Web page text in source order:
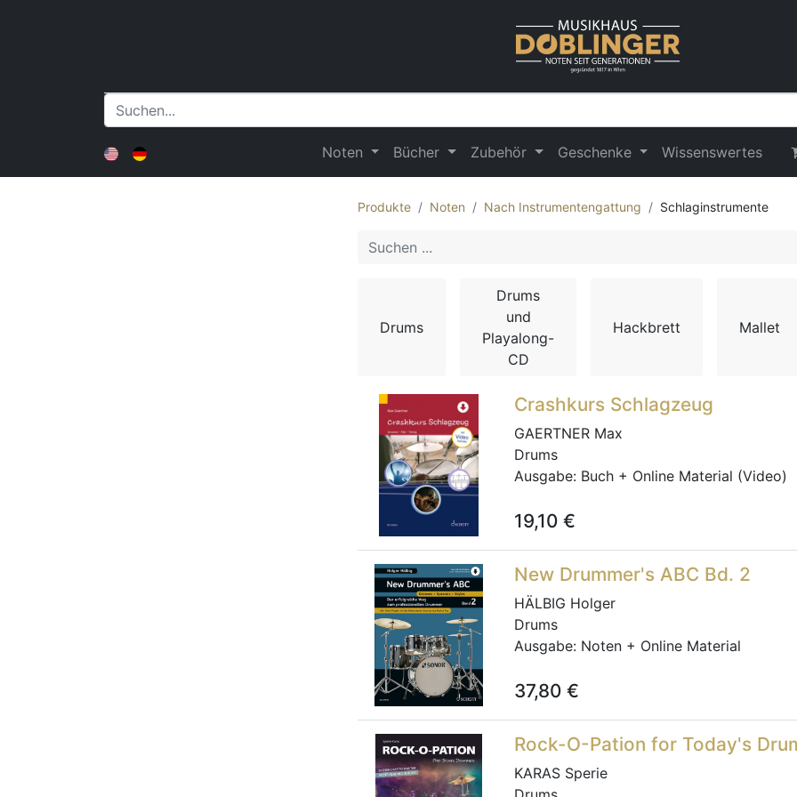
Noten Bücher Zubehör Geschenke Wissenswertes
Produkte Noten Nach Instrumentengattung Schlaginstrumente
Drums
Drums
und
Playalong-
CD
Hackbrett Mallet
Crashkurs Schlagzeug
GAERTNER Max
Drums
Ausgabe: Buch + Online Material (Video)
19,10 €
New Drummer's ABC Bd. 2
HÄLBIG Holger
Drums
Ausgabe: Noten + Online Material
37,80 €
Rock-O-Pation for Today's
KARAS Sperie